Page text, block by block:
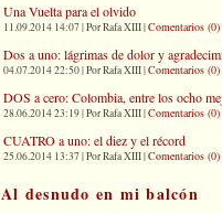
Una Vuelta para el olvido
11.09.2014 14:07 | Por Rafa XIII |Comentarios (0)
Dos a uno: lágrimas de dolor y
04.07.2014 22:50 | Por Rafa XIII |Comentarios (0)
DOS a cero: Colombia, entre los ocho
28.06.2014 23:19 | Por Rafa XIII |Comentarios (0)
CUATRO a uno: el diez y el récord
25.06.2014 13:37 | Por Rafa XIII |Comentarios (0)
Al desnudo en mi balcón